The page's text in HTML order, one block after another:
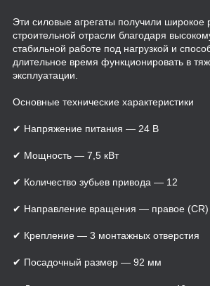
Эти силовые агрегаты получили широкое
строительной отрасли благодаря
стабильной работе под нагрузкой и
длительное время функционировать в
эксплуатации.
Основные технические характеристики
✔ Напряжение питания — 24 В
✔ Мощность — 7,5 кВт
✔ Количество зубьев привода — 12
✔ Направление вращения — правое (CR)
✔ Крепление — 3 монтажных отверстия
✔ Посадочный размер — 92 мм